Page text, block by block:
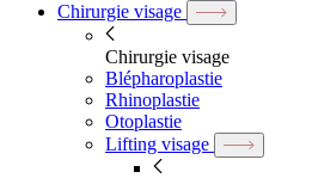
Chirurgie visage
Chirurgie visage
Blépharoplastie
Rhinoplastie
Otoplastie
Lifting visage